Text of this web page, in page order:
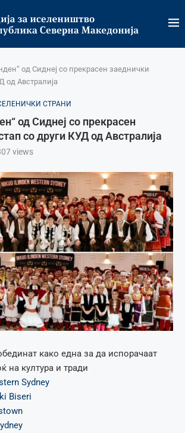
од Сиднеј со прекрасен заеднички
од Австралија
СТРАНИ
од Сиднеј со прекрасен
со други КУД од Австралија
views
како една за да испорачаат
на култура и тради
Sydney
Biseri